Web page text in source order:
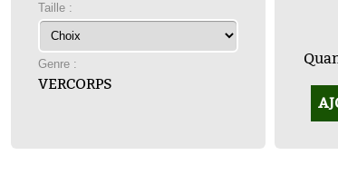
Taille :
Genre :
VERCORPS